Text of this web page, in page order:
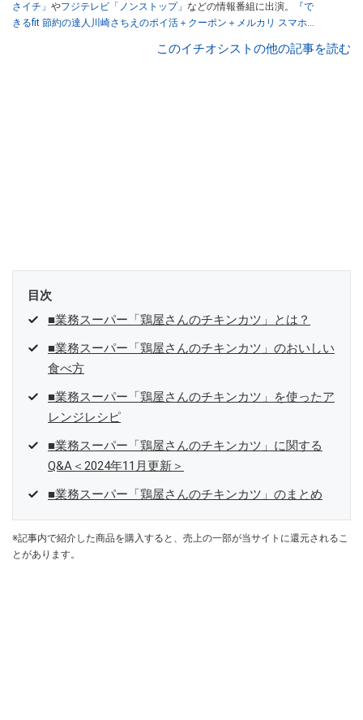
さイチ」 やフジテレビ「ノンストップ」 などの情報番組に出演。
『で
きるfit 節約の達人川崎さちえのポイ活＋クーポン＋メルカリ スマホで
スマホ1つでスキマ時間に効率的に稼ぐ！』（翔泳社刊） ほか著書多
このイチオシストの他の記事を読む
目次
■業務スーパー「鶏屋さんのチキンカツ」とは？
■業務スーパー「鶏屋さんのチキンカツ」のおいしい
食べ方
■業務スーパー「鶏屋さんのチキンカツ」を使ったア
レンジレシピ
■業務スーパー「鶏屋さんのチキンカツ」に関する
Q&A＜2024年11月更新＞
■業務スーパー「鶏屋さんのチキンカツ」のまとめ
※記事内で紹介した商品を購入すると、売上の一部が当サイトに還元されるこ
とがあります。